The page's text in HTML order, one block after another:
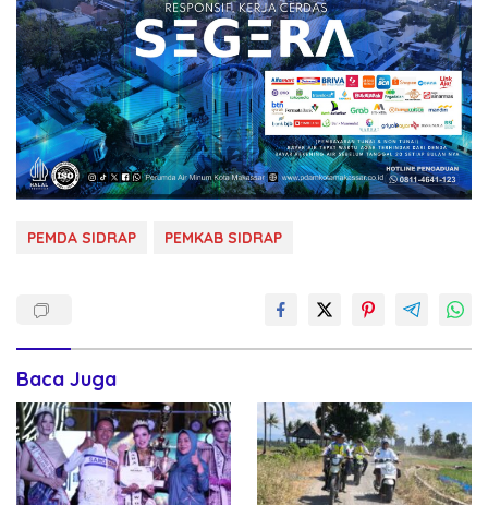
PEMDA SIDRAP PEMKAB SIDRAP
Baca Juga